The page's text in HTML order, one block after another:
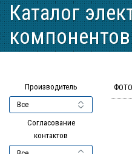
Каталог
компонентов
Производитель
Согласование
контактов
ФОТО